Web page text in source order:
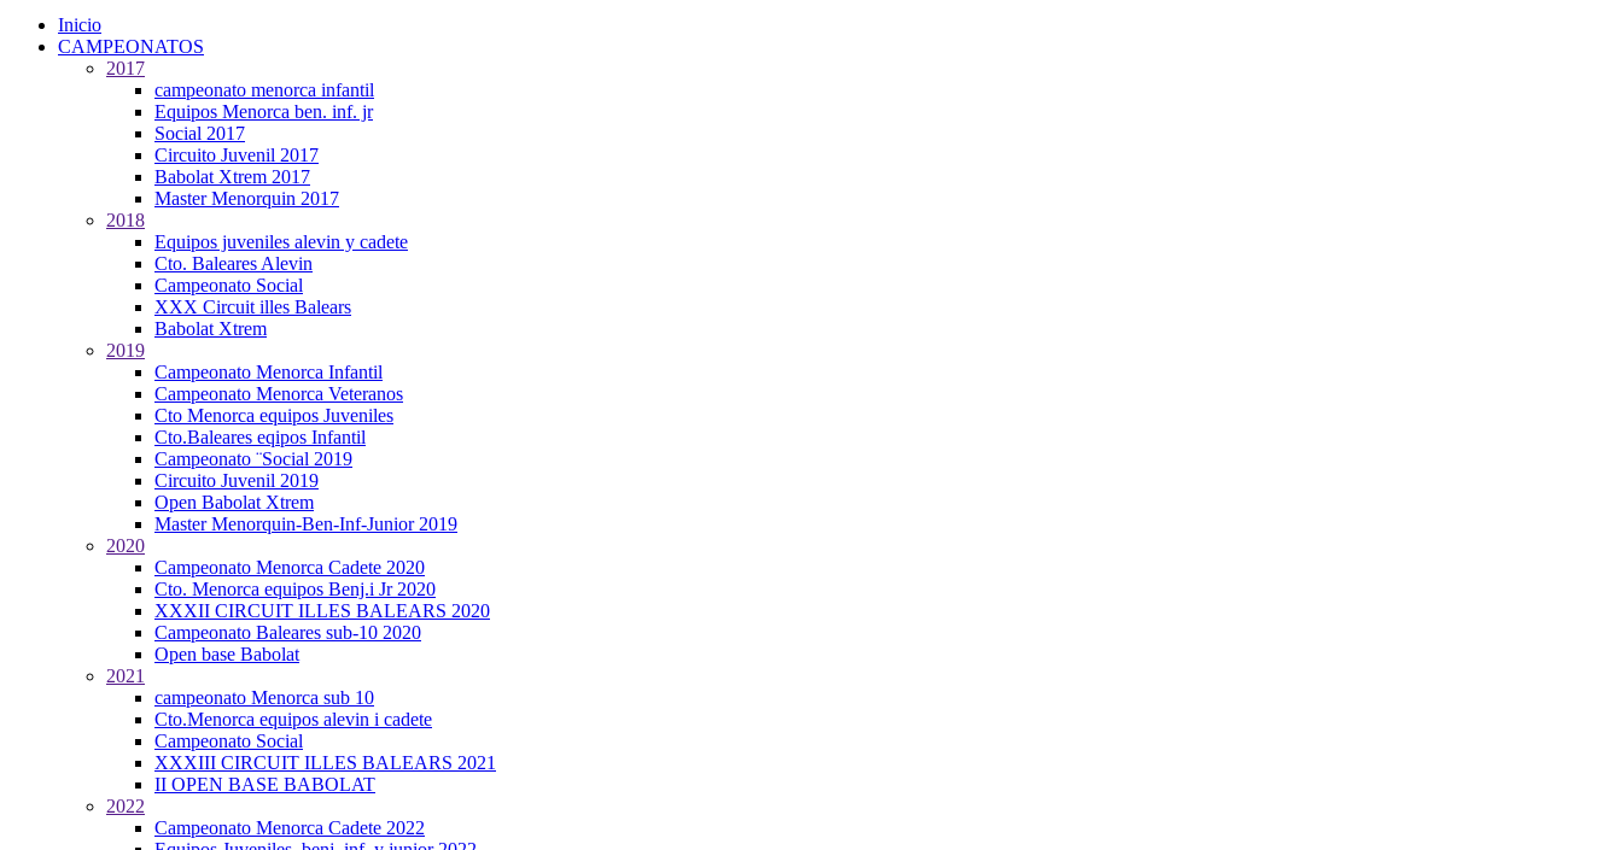
Inicio
CAMPEONATOS
2017
campeonato menorca infantil
Equipos Menorca ben. inf. jr
Social 2017
Circuito Juvenil 2017
Babolat Xtrem 2017
Master Menorquin 2017
2018
Equipos juveniles alevin y cadete
Cto. Baleares Alevin
Campeonato Social
XXX Circuit illes Balears
Babolat Xtrem
2019
Campeonato Menorca Infantil
Campeonato Menorca Veteranos
Cto Menorca equipos Juveniles
Cto.Baleares eqipos Infantil
Campeonato ¨Social 2019
Circuito Juvenil 2019
Open Babolat Xtrem
Master Menorquin-Ben-Inf-Junior 2019
2020
Campeonato Menorca Cadete 2020
Cto. Menorca equipos Benj.i Jr 2020
XXXII CIRCUIT ILLES BALEARS 2020
Campeonato Baleares sub-10 2020
Open base Babolat
2021
campeonato Menorca sub 10
Cto.Menorca equipos alevin i cadete
Campeonato Social
XXXIII CIRCUIT ILLES BALEARS 2021
II OPEN BASE BABOLAT
2022
Campeonato Menorca Cadete 2022